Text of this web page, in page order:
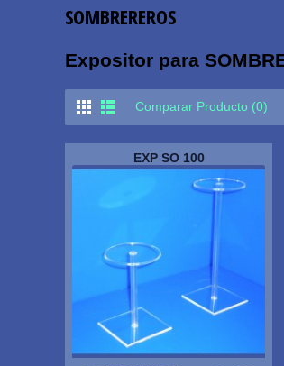
SOMBREREROS
Expositor para
Comparar Producto (0)
EXP SO 100